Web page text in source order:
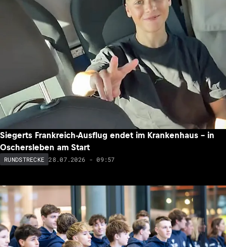
Siegerts Frankreich-Ausflug endet im Krankenhaus – in
Oschersleben am Start
RUNDSTRECKE 28.07.2026 - 09:57